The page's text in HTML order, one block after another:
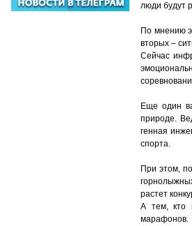
люди будут
По мнению
вторых –
Сейчас
Еще один
природе.
генная
спорта.
При этом,
растет
А тем, кто
марафонов.